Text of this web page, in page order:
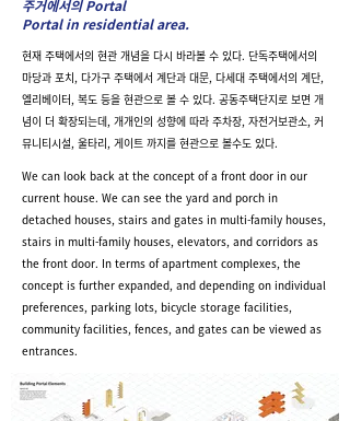
주거에서의 Portal
Portal in residential area.
현재 주택에서의 현관 개념을 다시 바라볼 수 있다. 단독주택에서의
마당과 포치, 다가구 주택에서 계단과 대문, 다세대 주택에서의 계단,
엘리베이터, 복도 등을 현관으로 볼 수 있다. 공동주택단지로 보면 개
념이 더 확장되는데, 개개인의 성향에 따라 주차장, 자전거보관소, 커
뮤니티시설, 울타리, 게이트 까지를 현관으로 볼수도 있다.
We can look back at the concept of a front door in our
current house. We can see the yard and porch in
detached houses, stairs and gates in multi-family houses,
stairs in multi-family houses, elevators, and corridors as
the front door. In terms of apartment complexes, the
concept is further expanded, and depending on individual
preferences, parking lots, bicycle storage facilities,
community facilities, fences, and gates can be viewed as
entrances.